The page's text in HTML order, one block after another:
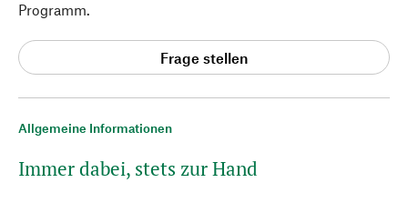
Allgemeine Informationen
Immer dabei, stets zur Hand
Programm.
Frage stellen